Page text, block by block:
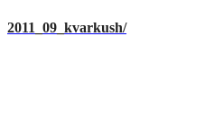
2011_09_kvarkush/